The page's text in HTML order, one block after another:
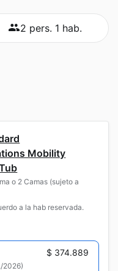
2 pers. 1 hab.
Mobility
o 2 Camas (sujeto a
a la hab reservada.
$ 374.889
2026)